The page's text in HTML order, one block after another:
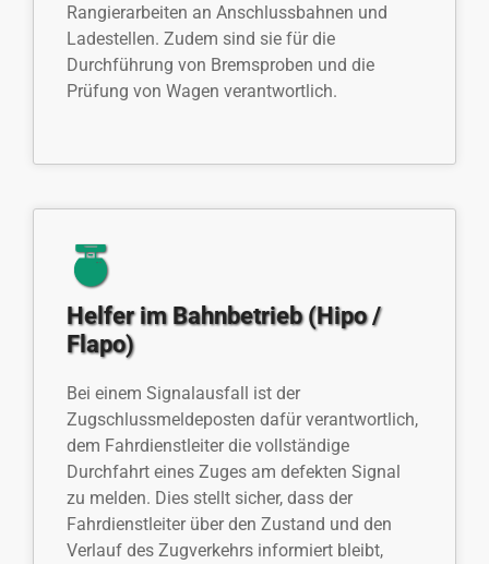
Rangierarbeiten an Anschlussbahnen und
Ladestellen. Zudem sind sie für die
Durchführung von Bremsproben und die
Prüfung von Wagen verantwortlich.
Helfer im Bahnbetrieb (Hipo /
Flapo)
Bei einem Signalausfall ist der
Zugschlussmeldeposten dafür verantwortlich,
dem Fahrdienstleiter die vollständige
Durchfahrt eines Zuges am defekten Signal
zu melden. Dies stellt sicher, dass der
Fahrdienstleiter über den Zustand und den
Verlauf des Zugverkehrs informiert bleibt,